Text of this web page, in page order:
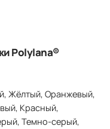
Polylana®
Жёлтый, Оранжевый,
Красный,
Темно-серый,